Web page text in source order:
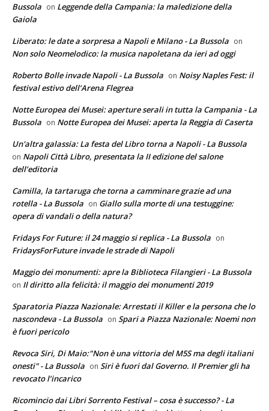
Bussola on Leggende della Campania: la maledizione della
Gaiola
Liberato: le date a sorpresa a Napoli e Milano - La Bussola on
Non solo Neomelodico: la musica napoletana da ieri ad oggi
Roberto Bolle invade Napoli - La Bussola on Noisy Naples Fest: il
festival estivo dell’Arena Flegrea
Notte Europea dei Musei: aperture serali in tutta la Campania - La
Bussola on Notte Europea dei Musei: aperta la Reggia di Caserta
Un'altra galassia: La festa del Libro torna a Napoli - La Bussola
on Napoli Città Libro, presentata la II edizione del salone
dell’editoria
Camilla, la tartaruga che torna a camminare grazie ad una
rotella - La Bussola on Giallo sulla morte di una testuggine:
opera di vandali o della natura?
Fridays For Future: il 24 maggio si replica - La Bussola on
FridaysForFuture invade le strade di Napoli
Maggio dei monumenti: apre la Biblioteca Filangieri - La Bussola
on Il diritto alla felicità: il maggio dei monumenti 2019
Sparatoria Piazza Nazionale: Arrestati il Killer e la persona che lo
nascondeva - La Bussola on Spari a Piazza Nazionale: Noemi non
è fuori pericolo
Revoca Siri, Di Maio:"Non è una vittoria del M5S ma degli italiani
onesti" - La Bussola on Siri è fuori dal Governo. Il Premier gli ha
revocato l’incarico
Ricomincio dai Libri Sorrento Festival – cosa è successo? - La